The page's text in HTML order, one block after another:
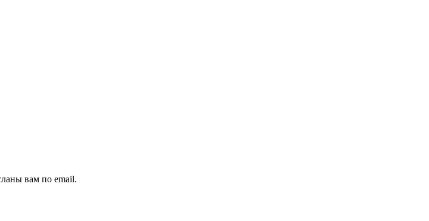
вам по email.